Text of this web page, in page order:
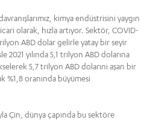
kimya endüstrisini yaygın
olarak, hızla artıyor. Sektör, COVID-
ABD dolar gelirle yatay bir seyir
2021 yılında 5,1 trilyon ABD dolarına
5,7 trilyon ABD dolarını aşan bir
%1,8 oranında büyümesi
Çin, dünya çapında bu sektöre